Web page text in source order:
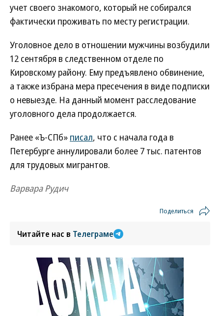
учет своего знакомого, который не собирался
фактически проживать по месту регистрации.
Уголовное дело в отношении мужчины возбудили
12 сентября в следственном отделе по
Кировскому району. Ему предъявлено обвинение,
а также избрана мера пресечения в виде подписки
о невыезде. На данный момент расследование
уголовного дела продолжается.
Ранее «Ъ-СПб» писал, что с начала года в
Петербурге аннулировали более 7 тыс. патентов
для трудовых мигрантов.
Варвара Рудич
Поделиться
Читайте нас в Телеграме